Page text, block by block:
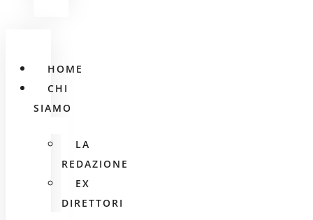
HOME
CHI
SIAMO
LA
REDAZIONE
EX
DIRETTORI